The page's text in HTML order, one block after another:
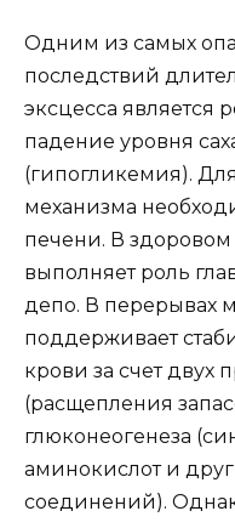
Одним из самых
последствий
эксцесса является
падение уровня
(гипогликемия).
механизма
печени. В
выполняет роль
депо. В перерывах
поддерживает
крови за счет двух
(расщепления
глюконеогенеза
аминокислот и
соединений).